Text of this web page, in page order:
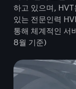
하고 있으며,
있는 전문인력
통해 체계적인 서
8월 기준)